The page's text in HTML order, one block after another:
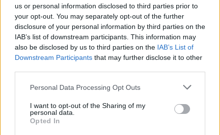
us or personal information disclosed to third parties prior to
your opt-out. You may separately opt-out of the further
disclosure of your personal information by third parties on the
IAB’s list of downstream participants. This information may
also be disclosed by us to third parties on the IAB’s List of
Downstream Participants that may further disclose it to other
Please note that this website/app uses one or more Google
not limited to your visit or usage behaviour. You may click to
grant or deny consent to Google and its third-party tags to
use your data for below specified purposes in below Google
Personal Data Processing Opt Outs
I want to opt-out of the Sharing of my
personal data.
Opted In
kommunikációs és jogi kampányt is indított
az elmúlt hónapokban, mert Washington
szövetségeseit is igyekszik rávenni, hogy
mellőzzék a Huaweit az ötödik generációs
mobilhálózatok kiépítésénél. Washington egy
2017-ben elfogadott kínai törvényre
hivatkozik, amely arra kötelezi a kínai
vállalatokat, hogy működjenek együtt a kínai
hírszerzéssel.